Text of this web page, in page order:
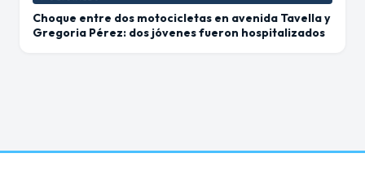
Choque entre dos motocicletas en avenida Tavella y
Gregoria Pérez: dos jóvenes fueron hospitalizados